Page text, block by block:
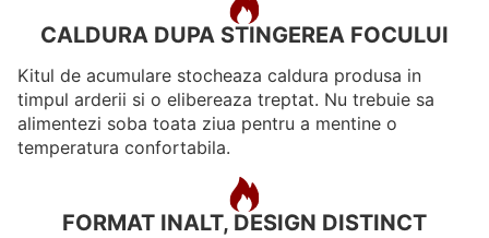
CALDURA DUPA STINGEREA FOCULUI
Kitul de acumulare stocheaza caldura produsa in
timpul arderii si o elibereaza treptat. Nu trebuie sa
alimentezi soba toata ziua pentru a mentine o
temperatura confortabila.
FORMAT INALT, DESIGN DISTINCT